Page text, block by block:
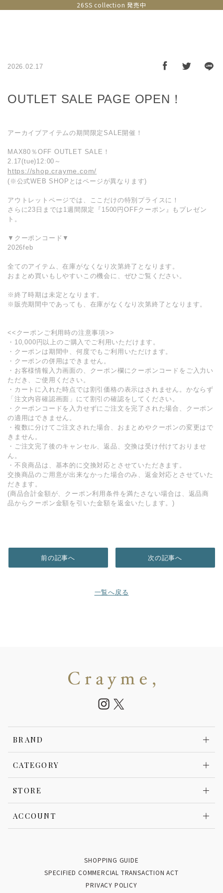
26SS collection 発売中
2026.02.17
OUTLET SALE PAGE OPEN！
アーカイブアイテムの期間限定SALE開催！
MAX80％OFF OUTLET SALE！
2.17(tue)12:00～
https://shop.crayme.com/
(※公式WEB SHOPとはページが異なります)
アウトレットページでは、ここだけの特別プライスに！
さらに23日までは1週間限定『1500円OFFクーポン』もプレゼン
ト。
▼クーポンコード▼
2026feb
全てのアイテム、在庫がなくなり次第終了となります。
おまとめ買いもしやすいこの機会に、ぜひご覧ください。
※終了時期は未定となります。
※販売期間中であっても、在庫がなくなり次第終了となります。
<<クーポンご利用時の注意事項>>
・10,000円以上のご購入でご利用いただけます。
・クーポンは期間中、何度でもご利用いただけます。
・クーポンの併用はできません。
・お客様情報入力画面の、クーポン欄にクーポンコードをご入力い
ただき、ご使用ください。
・カートに入れた時点では割引価格の表示はされません。かならず
「注文内容確認画面」にて割引の確認をしてください。
・クーポンコードを入力せずにご注文を完了された場合、クーポン
の適用はできません。
・複数に分けてご注文された場合、おまとめやクーポンの変更はで
きません。
・ご注文完了後のキャンセル、返品、交換は受け付けておりませ
ん。
・不良商品は、基本的に交換対応とさせていただきます。
交換商品のご用意が出来なかった場合のみ、返金対応とさせていた
だきます。
(商品合計金額が、クーポン利用条件を満たさない場合は、返品商
品からクーポン金額を引いた金額を返金いたします。)
前の記事へ
一覧へ戻る
次の記事へ
BRAND
CATEGORY
STORE
ACCOUNT
SHOPPING GUIDE
SPECIFIED COMMERCIAL TRANSACTION ACT
PRIVACY POLICY